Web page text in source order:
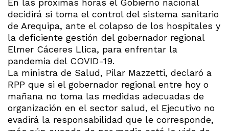
En las próximas horas el Gobierno nacional
decidirá si toma el control del sistema sanitario
de Arequipa, ante el colapso de los hospitales y
la deficiente gestión del gobernador regional
Elmer Cáceres Llica, para enfrentar la
pandemia del COVID-19.
La ministra de Salud, Pilar Mazzetti, declaró a
RPP que si el gobernador regional entre hoy o
mañana no toma las medidas adecuadas de
organización en el sector salud, el Ejecutivo no
evadirá la responsabilidad que le corresponde,